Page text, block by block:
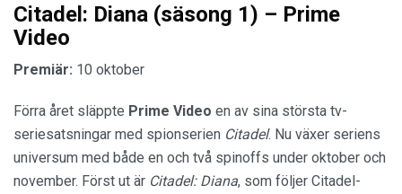
Citadel: Diana (säsong 1) – Prime
Video
Premiär: 10 oktober
Förra året släppte Prime Video en av sina största tv-
seriesatsningar med spionserien Citadel. Nu växer seriens
universum med både en och två spinoffs under oktober och
november. Först ut är Citadel: Diana, som följer Citadel-